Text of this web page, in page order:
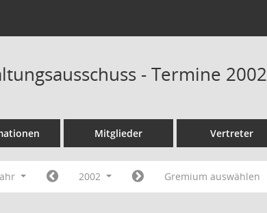
- Termine 2002
Mitglieder Vertreter
2002 Gremium auswählen